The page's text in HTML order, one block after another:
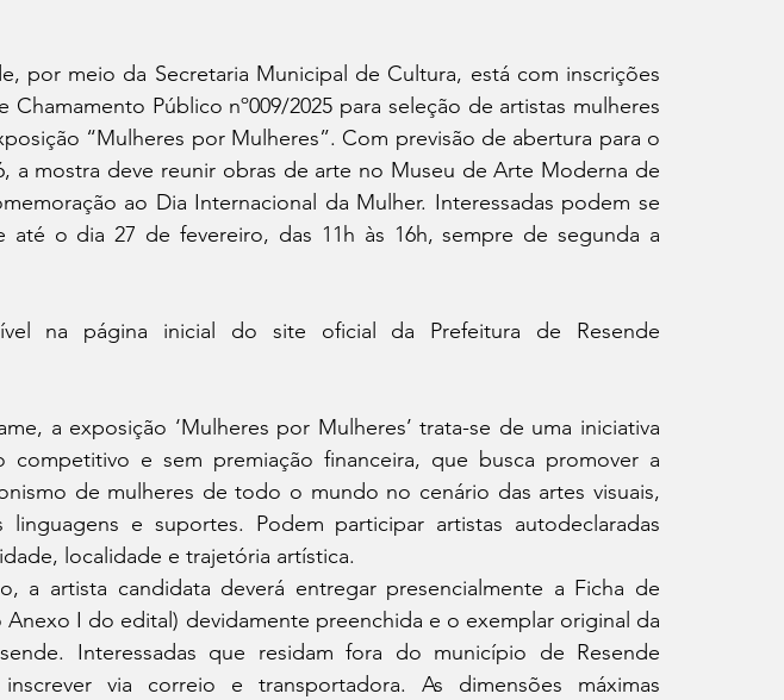
por meio da Secretaria Municipal de Cultura, está com inscrições
Chamamento Público nº009/2025 para seleção de artistas mulheres
“Mulheres por Mulheres”. Com previsão de abertura para o
a mostra deve reunir obras de arte no Museu de Arte Moderna de
ao Dia Internacional da Mulher. Interessadas podem se
até o dia 27 de fevereiro, das 11h às 16h, sempre de segunda a
na página inicial do site oficial da Prefeitura de Resende
a exposição ‘Mulheres por Mulheres’ trata-se de uma iniciativa
competitivo e sem premiação financeira, que busca promover a
de mulheres de todo o mundo no cenário das artes visuais,
linguagens e suportes. Podem participar artistas autodeclaradas
localidade e trajetória artística.
a artista candidata deverá entregar presencialmente a Ficha de
Anexo I do edital) devidamente preenchida e o exemplar original da
Interessadas que residam fora do município de Resende
via correio e transportadora. As dimensões máximas